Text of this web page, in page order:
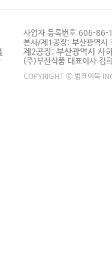
사업자 등록번호 606-
본사/제1공장: 부산광역
제2공장: 부산광역시 사
(주)부산식품 대표이사 김
COPYRIGHT ⓒ 범표어묵